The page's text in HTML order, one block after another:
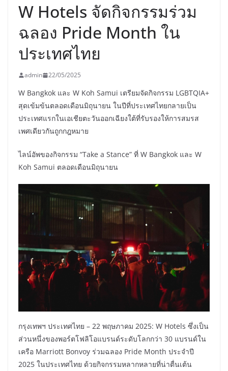
W Hotels จัดกิจกรรมร่วม
ฉลอง Pride Month ใน
ประเทศไทย
admin 22/05/2025
W Bangkok และ W Koh Samui เตรียมจัดกิจกรรม LGBTQIA+
สุดเข้มข้นตลอดเดือนมิถุนายน ในปีที่ประเทศไทยกลายเป็น
ประเทศแรกในเอเชียตะวันออกเฉียงใต้ที่รับรองให้การสมรส
เพศเดียวกันถูกกฎหมาย
ไลน์อัพของกิจกรรม “Take a Stance” ที่ W Bangkok และ W
Koh Samui ตลอดเดือนมิถุนายน
กรุงเทพฯ ประเทศไทย – 22 พฤษภาคม 2025: W Hotels ซึ่งเป็น
ส่วนหนึ่งของพอร์ตโฟลิโอแบรนด์ระดับโลกกว่า 30 แบรนด์ใน
เครือ Marriott Bonvoy ร่วมฉลอง Pride Month ประจำปี
2025 ในประเทศไทย ด้วยกิจกรรมหลากหลายที่น่าตื่นเต้น